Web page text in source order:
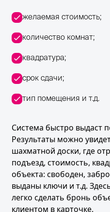
желаемая стоимость;
количество комнат;
квадратура;
срок сдачи;
тип помещения и т.д.
Система быстро выдаст
Результаты можно
шахматной доски, где
подъезд, стоимость,
объекта: свободен,
выданы ключи и т.д.
легко сделать бронь
клиентом в карточке.